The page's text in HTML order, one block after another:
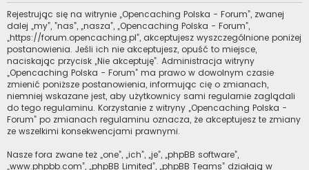
k
Rejestrując się na witrynie „Opencaching Polska - Forum”, zwanej
dalej „my”, ”nas”, „nasza”, „Opencaching Polska - Forum”,
„https://forum.opencaching.pl”, akceptujesz wyszczególnione poniżej
postanowienia. Jeśli ich nie akceptujesz, opuść to miejsce,
naciskając przycisk „Nie akceptuję”. Administracja witryny
„Opencaching Polska - Forum” ma prawo w dowolnym czasie
zmienić poniższe postanowienia, informując cię o zmianach,
niemniej wskazane jest, aby użytkownicy sami regularnie zaglądali
do tego regulaminu. Korzystanie z witryny „Opencaching Polska -
Forum” po zmianach regulaminu oznacza, że akceptujesz te zmiany
ze wszelkimi konsekwencjami prawnymi.
Nasze fora zwane też „one”, „ich”, „je”, „phpBB software”,
„www.phpbb.com”, „phpBB Limited”, „phpBB Teams” działają w